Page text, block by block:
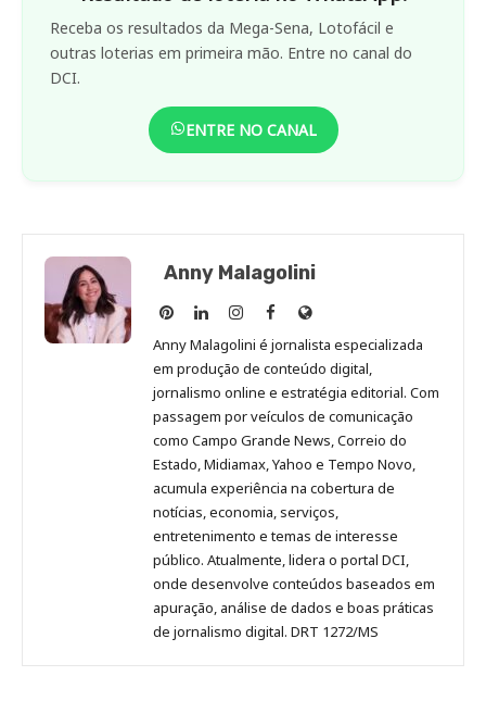
Receba os resultados da Mega-Sena, Lotofácil e
outras loterias em primeira mão. Entre no canal do
DCI.
ENTRE NO CANAL
Anny Malagolini
Anny
Malagolini
no
Pinterest
Anny
Malagolini
no
LinkedIn
Anny
Malagolini
no
Instagram
Anny
Malagolini
no
Facebook
Site
de
Anny
Malagolini
Anny Malagolini é jornalista especializada
em produção de conteúdo digital,
jornalismo online e estratégia editorial. Com
passagem por veículos de comunicação
como Campo Grande News, Correio do
Estado, Midiamax, Yahoo e Tempo Novo,
acumula experiência na cobertura de
notícias, economia, serviços,
entretenimento e temas de interesse
público. Atualmente, lidera o portal DCI,
onde desenvolve conteúdos baseados em
apuração, análise de dados e boas práticas
de jornalismo digital. DRT 1272/MS